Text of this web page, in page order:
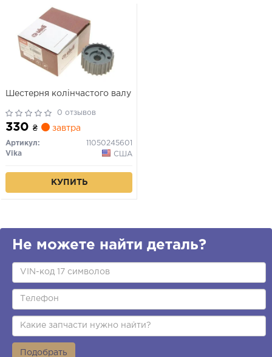
Шестерня колінчастого валу
0 отзывов
330 ₴ завтра
Артикул:
11050245601
Vika
США
КУПИТЬ
Не можете найти деталь?
Подобрать